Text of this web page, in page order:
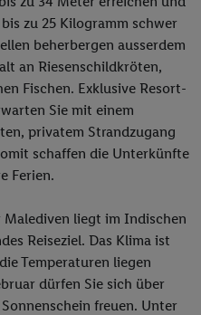
zu 25 Kilogramm schwer
beherbergen ausserdem
an Riesenschildkröten,
Fischen. Exklusive Resort-
Sie mit einem
privatem Strandzugang
schaffen die Unterkünfte
Ferien.
liegt im Indischen
Reiseziel. Das Klima ist
Temperaturen liegen
dürfen Sie sich über
freuen. Unter